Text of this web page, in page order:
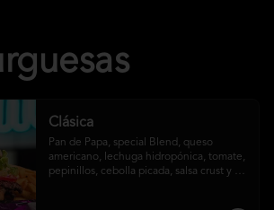
Clásica
Pan de Papa, special Blend, queso
americano, lechuga hidropónica, tomate,
pepinillos, cebolla picada, salsa crust y